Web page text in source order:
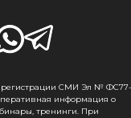
СМИ Эл № ФС77-
информация о
тренинги. При